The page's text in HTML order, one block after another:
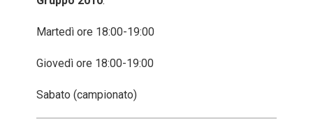
Martedì ore 18:00-19:00
Giovedì ore 18:00-19:00
Sabato (campionato)